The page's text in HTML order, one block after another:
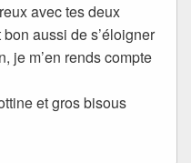
avec tes deux
bon aussi de s’éloigner
je m’en rends compte
et gros bisous